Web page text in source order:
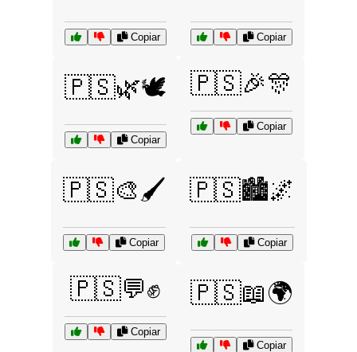
Copiar Copiar
🇵🇸🌿🕊️
Copiar
🇵🇸🎉🎊
Copiar
🇵🇸🎨🖌️
Copiar
🇵🇸🏙️🌌
Copiar
🇵🇸💬✊
Copiar
🇵🇸📖🌍
Copiar